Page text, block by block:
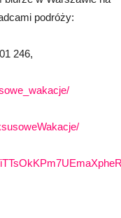
podróży:
246,